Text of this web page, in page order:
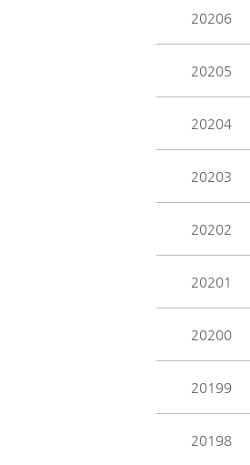
20206
20205
20204
20203
20202
20201
20200
20199
20198